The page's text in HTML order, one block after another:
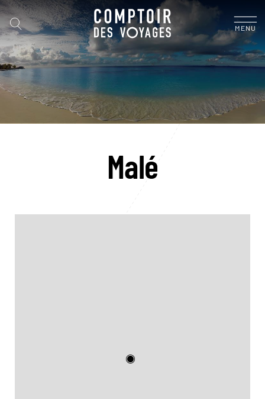
MENU
Malé